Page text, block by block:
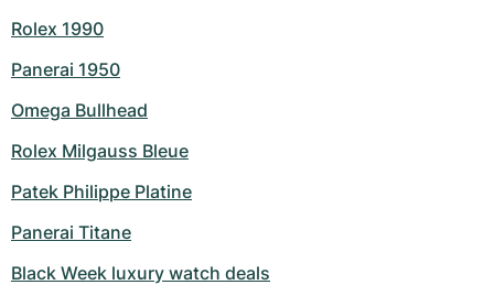
Rolex 1990
Panerai 1950
Omega Bullhead
Rolex Milgauss Bleue
Patek Philippe Platine
Panerai Titane
Black Week luxury watch deals